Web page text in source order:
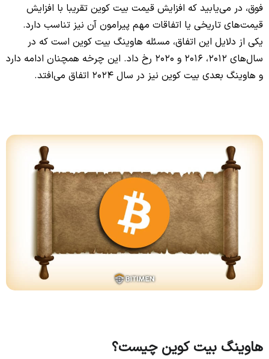
فوق، در می‌یابید که افزایش قیمت بیت کوین تقریبا با افزایش
قیمت‌های تاریخی یا اتفاقات مهم پیرامون آن نیز تناسب دارد.
یکی از دلایل این اتفاق، مسئله هاوینگ بیت کوین است که در
سال‌های 2012، 2016 و 2020 رخ داد. این چرخه همچنان ادامه دارد
و هاوینگ بعدی بیت کوین نیز در سال 2024 اتفاق می‌افتد.
هاوینگ بیت کوین چیست؟